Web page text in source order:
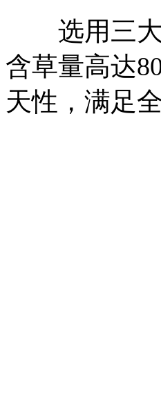
选用三大
含草量高达
天性，满足